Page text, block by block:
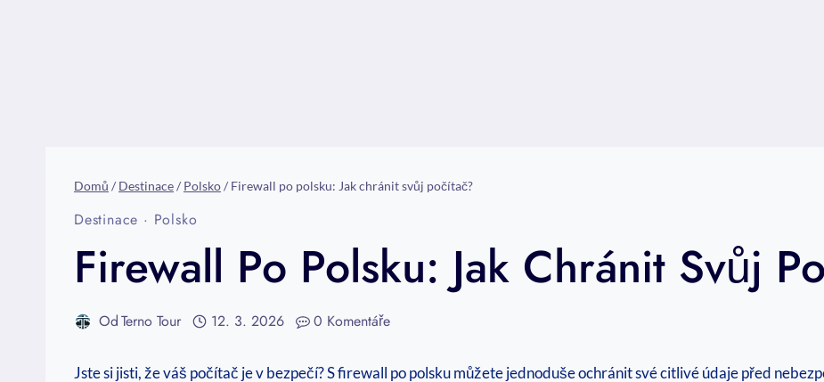
Domů / Destinace/ Polsko/ Firewall po polsku: Jak chránit svůj počítač?
Destinace · Polsko
Firewall Po Polsku: Jak Chránit Svůj
OdTerno Tour 12. 3. 2026 0 Komentáře
Jste si jisti, že váš počítač je v bezpečí? S firewall po polsku můžete jednoduše ochránit své citlivé údaje před